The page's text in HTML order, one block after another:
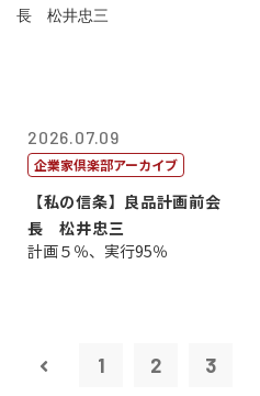
2026.07.09
企業家倶楽部アーカイブ
【私の信条】良品計画前会
長 松井忠三
計画５％、実行95％
1 2 3